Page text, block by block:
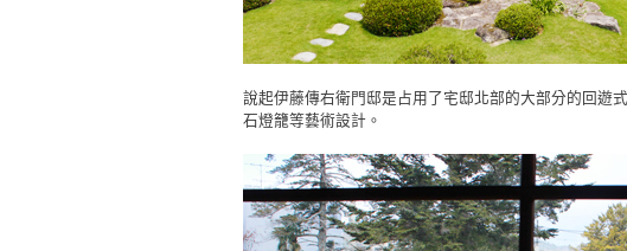
說起伊藤傳右衛門邸是占用了宅邸北部的大部分的回遊
石燈籠等藝術設計。